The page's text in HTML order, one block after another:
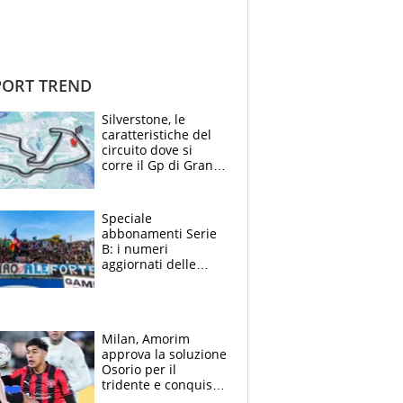
TREND
Silverstone, le
caratteristiche del
circuito dove si
corre il Gp di Gran
Speciale
abbonamenti Serie
B: i numeri
aggiornati delle
Milan, Amorim
approva la soluzione
Osorio per il
tridente e conquista